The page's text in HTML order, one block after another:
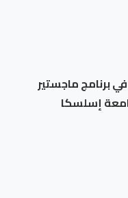
برنامج ماجستير
إسلسكا